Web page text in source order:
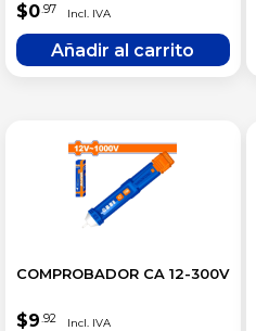
$0.97
COMPROBADOR CA 12-300V
$9 .92